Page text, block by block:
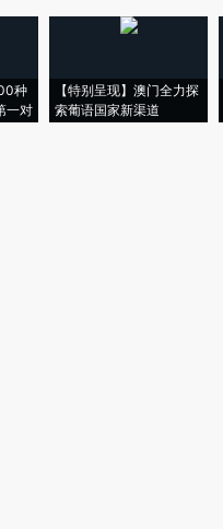
种
一对
【特别呈现】澳门全力探
索葡语国家新渠道